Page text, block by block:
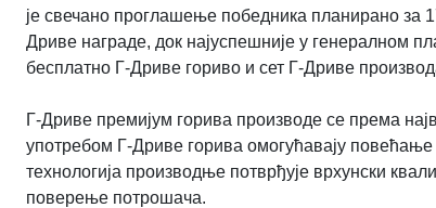
је свечано проглашење победника планирано за
Дриве награде, док најуспешније у генералном
бесплатно Г-Дриве гориво и сет Г-Дриве
Г-Дриве премијум горива производе се према
употребом Г-Дриве горива омогућавају
технологија производње потврђује врхунски
поверење потрошача.